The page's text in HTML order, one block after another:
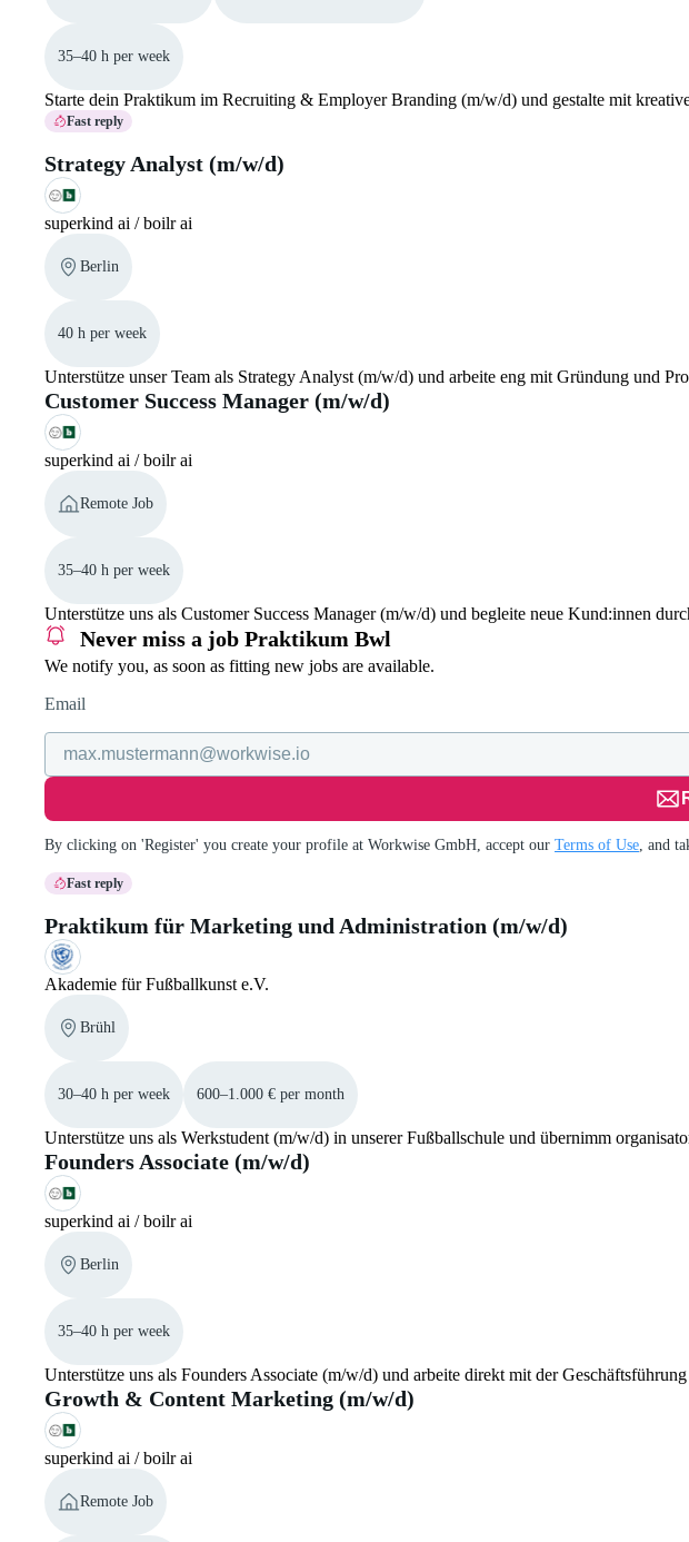
35–40 h per week
Starte dein Praktikum im Recruiting & Employer Branding (m/w/d) und gestalte mit
Fast reply
Strategy Analyst (m/w/d)
superkind ai / boilr ai
Berlin
40 h per week
Unterstütze unser Team als Strategy Analyst (m/w/d) und arbeite eng mit Gründung und
Customer Success Manager (m/w/d)
superkind ai / boilr ai
Remote Job
35–40 h per week
Unterstütze uns als Customer Success Manager (m/w/d) und begleite neue Kund:innen
Never miss a job Praktikum Bwl
We notify you, as soon as fitting new jobs are available.
Email
By clicking on 'Register' you create your profile at Workwise GmbH, accept ourTerms of Use , and
Fast reply
Praktikum für Marketing und Administration (m/w/d)
Akademie für Fußballkunst e.V.
Brühl
30–40 h per week 600–1.000 € per month
Unterstütze uns als Werkstudent (m/w/d) in unserer Fußballschule und übernimm
Founders Associate (m/w/d)
superkind ai / boilr ai
Berlin
35–40 h per week
Unterstütze uns als Founders Associate (m/w/d) und arbeite direkt mit der
Growth & Content Marketing (m/w/d)
superkind ai / boilr ai
Remote Job